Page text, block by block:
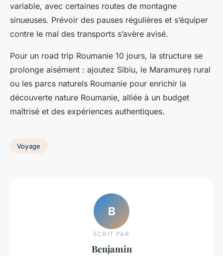
variable, avec certaines routes de montagne
sinueuses. Prévoir des pauses régulières et s’équiper
contre le mal des transports s’avère avisé.
Pour un road trip Roumanie 10 jours, la structure se
prolonge aisément : ajoutez Sibiu, le Maramureș rural
ou les parcs naturels Roumanie pour enrichir la
découverte nature Roumanie, alliée à un budget
maîtrisé et des expériences authentiques.
Voyage
B
ECRIT PAR
Benjamin